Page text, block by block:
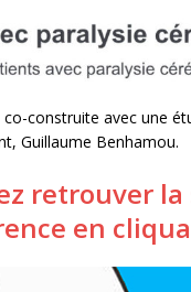
construite avec une
Guillaume Benhamou.
retrouver
en